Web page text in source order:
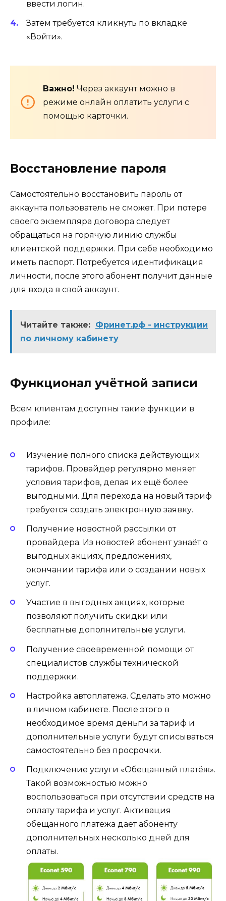
ввести логин.
Затем требуется кликнуть по вкладке
«Войти».
Важно! Через аккаунт можно в
режиме онлайн оплатить услуги с
помощью карточки.
Восстановление пароля
Самостоятельно восстановить пароль от
аккаунта пользователь не сможет. При потере
своего экземпляра договора следует
обращаться на горячую линию службы
клиентской поддержки. При себе необходимо
иметь паспорт. Потребуется идентификация
личности, после этого абонент получит данные
для входа в свой аккаунт.
Читайте также: Фринет.рф - инструкции
по личному кабинету
Функционал учётной записи
Всем клиентам доступны такие функции в
профиле:
Изучение полного списка действующих
тарифов. Провайдер регулярно меняет
условия тарифов, делая их ещё более
выгодными. Для перехода на новый тариф
требуется создать электронную заявку.
Получение новостной рассылки от
провайдера. Из новостей абонент узнаёт о
выгодных акциях, предложениях,
окончании тарифа или о создании новых
услуг.
Участие в выгодных акциях, которые
позволяют получить скидки или
бесплатные дополнительные услуги.
Получение своевременной помощи от
специалистов службы технической
поддержки.
Настройка автоплатежа. Сделать это можно
в личном кабинете. После этого в
необходимое время деньги за тариф и
дополнительные услуги будут списываться
самостоятельно без просрочки.
Подключение услуги «Обещанный платёж».
Такой возможностью можно
воспользоваться при отсутствии средств на
оплату тарифа и услуг. Активация
обещанного платежа даёт абоненту
дополнительных несколько дней для
оплаты.